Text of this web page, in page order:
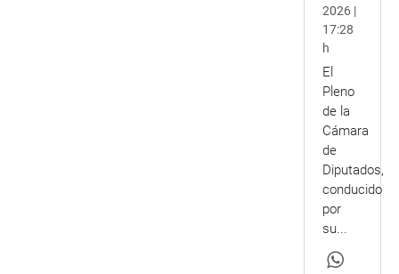
2026 |
17:28
h
El
Pleno
de la
Cámara
de
Diputados,
conducido
por
su...